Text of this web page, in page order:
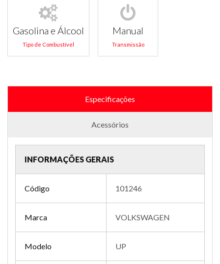
Gasolina e Álcool
Tipo de Combustível
Manual
Transmissão
Especificações
Acessórios
INFORMAÇÕES GERAIS
Código 101246
Marca VOLKSWAGEN
Modelo UP